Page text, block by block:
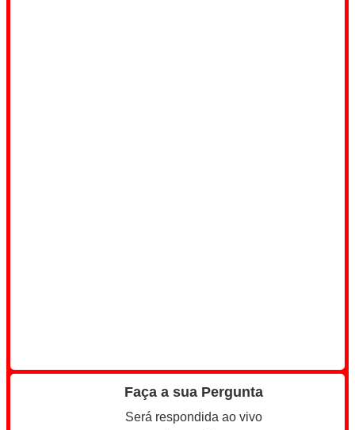
Faça a sua Pergunta
Será respondida ao vivo